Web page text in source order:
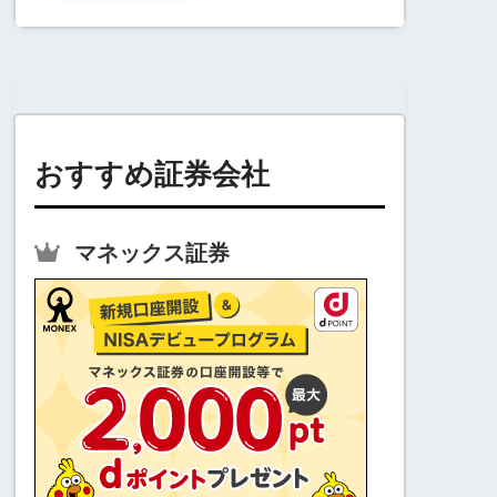
おすすめ証券会社
マネックス証券